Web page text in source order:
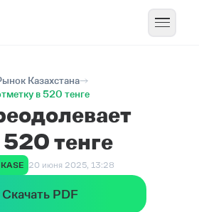
Казахстана
в 520 тенге
тенге
20 июня 2025, 13:28
Скачать PDF